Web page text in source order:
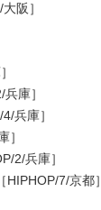
阪］
庫］
兵庫］
］
2/兵庫］
HIPHOP/7/京都］